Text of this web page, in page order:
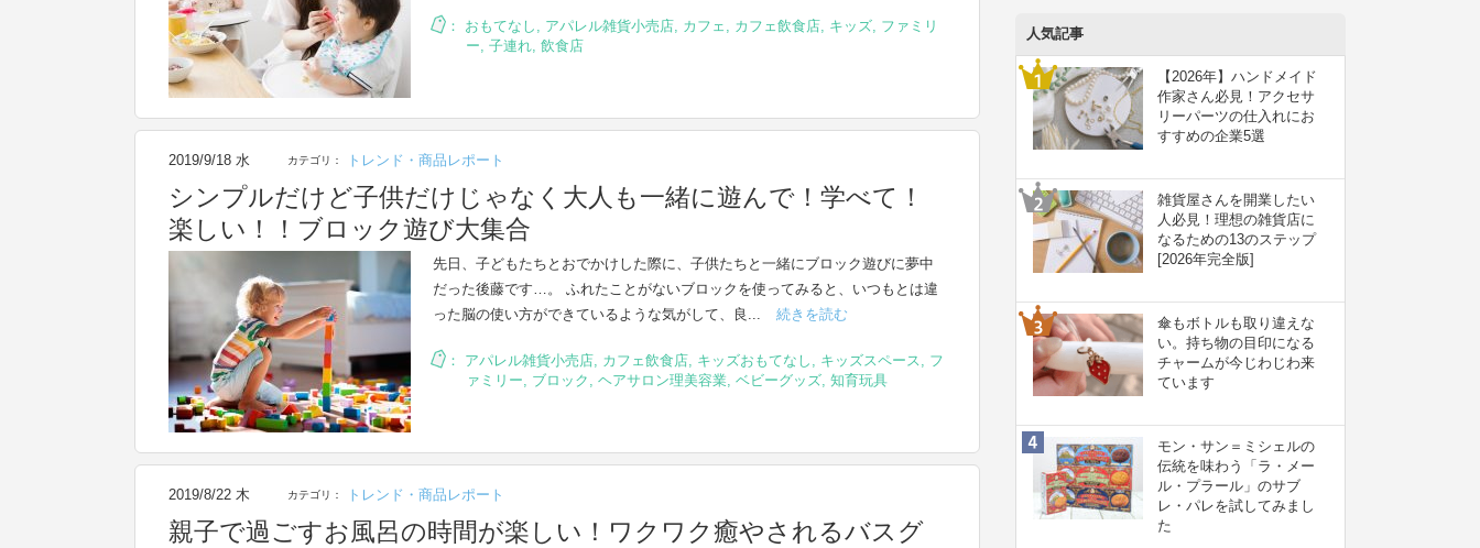
： おもてなし , アパレル雑貨小売店, カフェ , カフェ飲食店, キッズ, ファミリ
ー, 子連れ, 飲食店
2019/9/18 水 カテゴリ： トレンド・商品レポート
シンプルだけど子供だけじゃなく大人も一緒に遊んで！学べて！
楽しい！！ブロック遊び大集合
先日、子どもたちとおでかけした際に、子供たちと一緒にブロック遊びに夢中
だった後藤です…。 ふれたことがないブロックを使ってみると、いつもとは違
った脳の使い方ができているような気がして、良...
続きを読む
： アパレル雑貨小売店, カフェ飲食店, キッズおもてなし , キッズスペース, フ
ァミリー, ブロック , ヘアサロン理美容業, ベビーグッズ, 知育玩具
2019/8/22 木 カテゴリ： トレンド・商品レポート
親子で過ごすお風呂の時間が楽しい！ワクワク癒やされるバスグ
人気記事
【2026年】ハンドメイド
作家さん必見！アクセサ
リーパーツの仕入れにお
すすめの企業5選
雑貨屋さんを開業したい
人必見！理想の雑貨店に
なるための13のステップ
[2026年完全版]
傘もボトルも取り違えな
い。持ち物の目印になる
チャームが今じわじわ来
ています
モン・サン＝ミシェルの
伝統を味わう「ラ・メー
ル・プラール」のサブ
レ・パレを試してみまし
た